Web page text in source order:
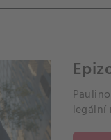
legální